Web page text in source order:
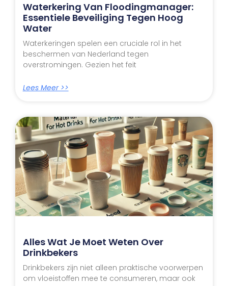
Waterkering Van Floodingmanager:
Essentiele Beveiliging Tegen Hoog
Water
Waterkeringen spelen een cruciale rol in het
beschermen van Nederland tegen
overstromingen. Gezien het feit
Lees Meer >>
Alles Wat Je Moet Weten Over
Drinkbekers
Drinkbekers zijn niet alleen praktische voorwerpen
om vloeistoffen mee te consumeren, maar ook